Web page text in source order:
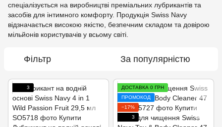
спеціалізується на виробництві преміальних лубрикантів та
засобів для інтимного комфорту. Продукція Swiss Navy
відзначається високою якістю, безпечним складом та довірою
мільйонів користувачів у всьому світі.
Фільтр За популярністю
3
ДОСТАВКА 0 ГРН
ПРОМОКОД
−17%
3